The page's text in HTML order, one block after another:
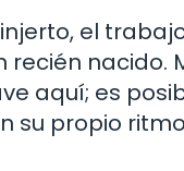
el
nacido.
aquí; es
su propio